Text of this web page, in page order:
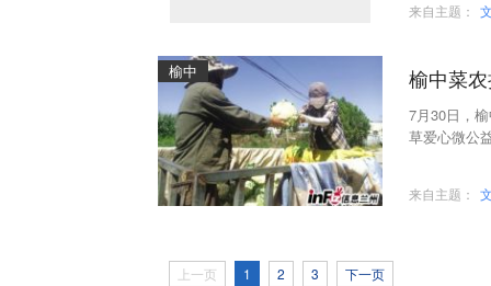
来自主题：
榆中 榆中菜
7月30日，
草爱心微公
来自主题：
上一页 1 2 3 下一页